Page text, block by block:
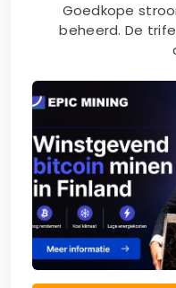
Goedkope
beheerd. De